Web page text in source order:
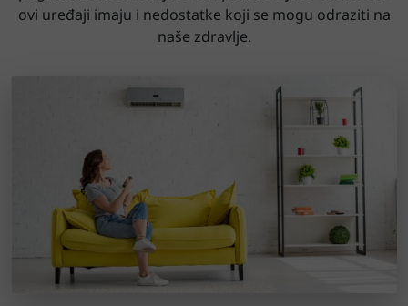
ovi uređaji imaju i nedostatke koji se mogu odraziti na
naše zdravlje.